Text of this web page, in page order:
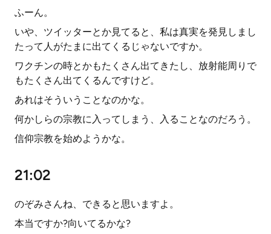
ふーん。
いや、ツイッターとか見てると、私は真実を発見しまし
たって人がたまに出てくるじゃないですか。
ワクチンの時とかもたくさん出てきたし、放射能周りで
もたくさん出てくるんですけど。
あれはそういうことなのかな。
何かしらの宗教に入ってしまう、入ることなのだろう。
信仰宗教を始めようかな。
21:02
のぞみさんね、できると思いますよ。
本当ですか?向いてるかな?